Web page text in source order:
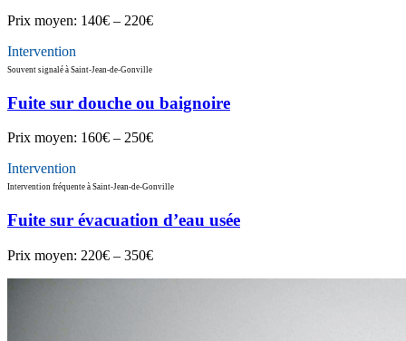
Prix moyen: 140€ – 220€
Intervention
Souvent signalé à Saint-Jean-de-Gonville
Fuite sur douche ou baignoire
Prix moyen: 160€ – 250€
Intervention
Intervention fréquente à Saint-Jean-de-Gonville
Fuite sur évacuation d’eau usée
Prix moyen: 220€ – 350€